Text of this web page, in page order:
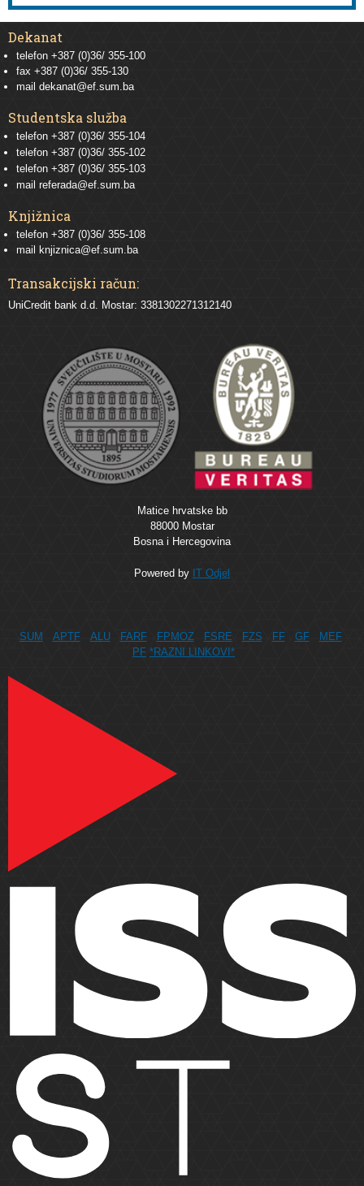
Dekanat
telefon +387 (0)36/ 355-100
fax +387 (0)36/ 355-130
mail dekanat@ef.sum.ba
Studentska služba
telefon +387 (0)36/ 355-104
telefon +387 (0)36/ 355-102
telefon +387 (0)36/ 355-103
mail referada@ef.sum.ba
Knjižnica
telefon +387 (0)36/ 355-108
mail
knjiznica@ef.sum.ba
Transakcijski račun:
UniCredit bank d.d. Mostar: 3381302271312140
Matice hrvatske bb
88000 Mostar
Bosna i Hercegovina
Powered by IT Odjel
SUM APTF ALU FARF FPMOZ FSRE FZS FF GF
MEF
PF *RAZNI LINKOVI*